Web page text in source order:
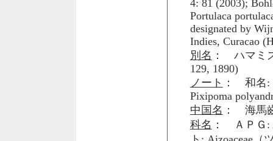
4: 81 (2003);
Portulaca
designated by
Indies, Curacao
別名 ： ハマミ
129, 1890)
ノート ： 和名:
Pixipoma
中国名 ： 海馬
科名 ： ＡＰＧ: